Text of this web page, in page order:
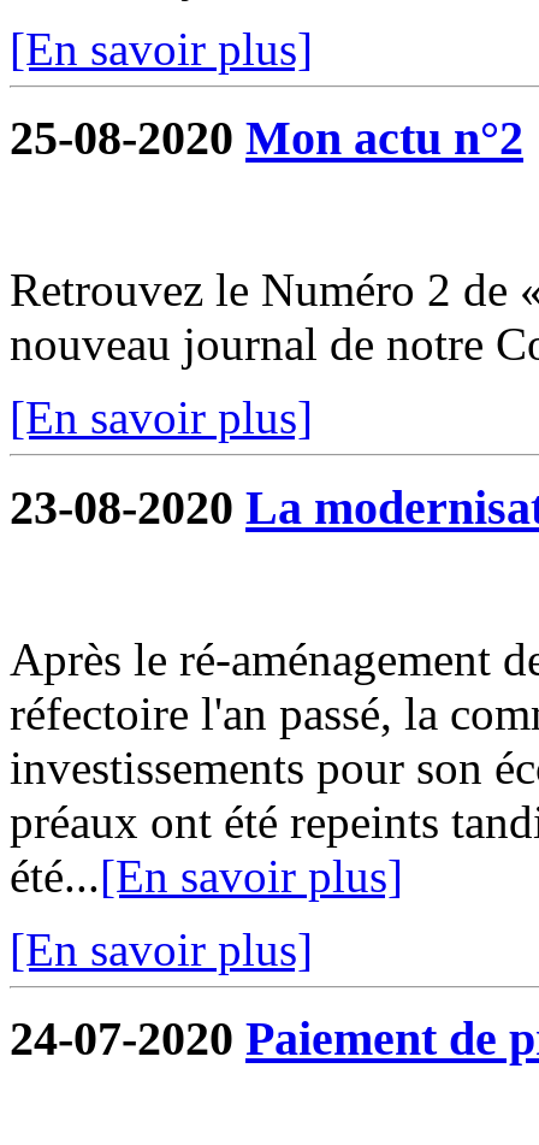
[En savoir plus]
25-08-2020 Mon actu n°2
Retrouvez le Numéro 2 de
nouveau journal de notre
[En savoir plus]
23-08-2020 La
Après le ré-aménagement
réfectoire l'an passé, la
investissements pour son
préaux ont été repeints
été...[En savoir plus]
[En savoir plus]
24-07-2020 Paiement de